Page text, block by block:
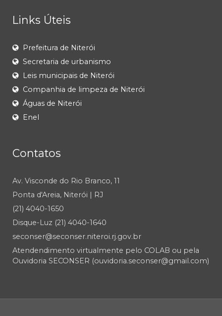
Links Úteis
Prefeitura de Niterói
Secretaria de urbanismo
Leis municipais de Niterói
Companhia de limpeza de Niterói
Águas de Niterói
Enel
Contatos
Av. Visconde do Rio Branco, 11
Ponta d'Areia, Niterói | RJ
(21) 4040-1650
Disque-Luz (21) 4040-1640
seconser@seconser.niteroi.rj.gov.br
Atendendimento virtualmente pelo COLAB ou pela
Ouvidoria SECONSER (ouvidoria.seconser@gmail.com)